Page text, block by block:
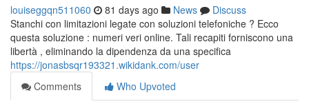
louiseggqn511060 81 days ago News
Discuss
Stanchi con limitazioni legate con soluzioni telefoniche ? Ecco
questa soluzione : numeri veri online. Tali recapiti forniscono una
libertà , eliminando la dipendenza da una specifica
https://jonasbsqr193321.wikidank.com/user
Comments
Who Upvoted